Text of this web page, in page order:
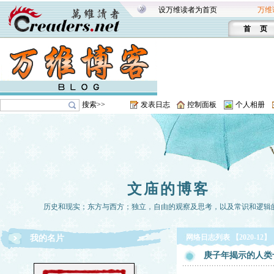
设万维读者为首页 万维
首 页
搜索>> 发表日志 控制面板 个人相册
文庙的博客
历史和现实；东方与西方；独立，自由的观察及思考，以及常识和逻辑
我的名片 网络日志列表 【2020-12】
庚子年揭示的人